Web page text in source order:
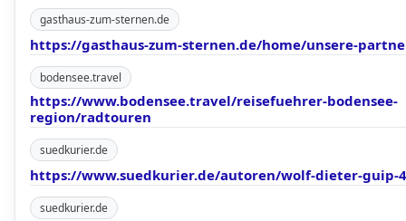
gasthaus-zum-sternen.de
https://gasthaus-zum-sternen.de/home/unsere-
bodensee.travel
https://www.bodensee.travel/reisefuehrer-bodensee-
region/radtouren
suedkurier.de
https://www.suedkurier.de/autoren/wolf-dieter-guip-
suedkurier.de